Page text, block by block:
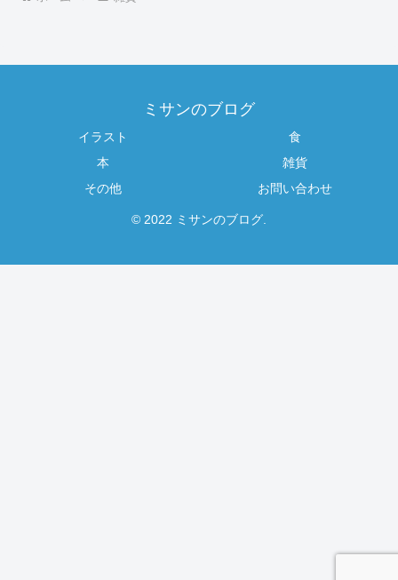
ミサンのブログ
イラスト
食
本
雑貨
その他
お問い合わせ
© 2022 ミサンのブログ.